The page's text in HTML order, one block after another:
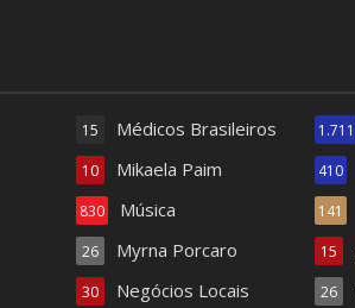
Médicos Brasileiros
15
Mikaela Paim
10
Música
830
Myrna Porcaro
26
Negócios Locais
30
1.711
410
141
15
26